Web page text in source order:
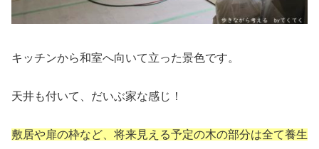
キッチンから和室へ向いて立った景色です。
天井も付いて、だいぶ家な感じ！
敷居や扉の枠など、将来見える予定の木の部分は全て養生